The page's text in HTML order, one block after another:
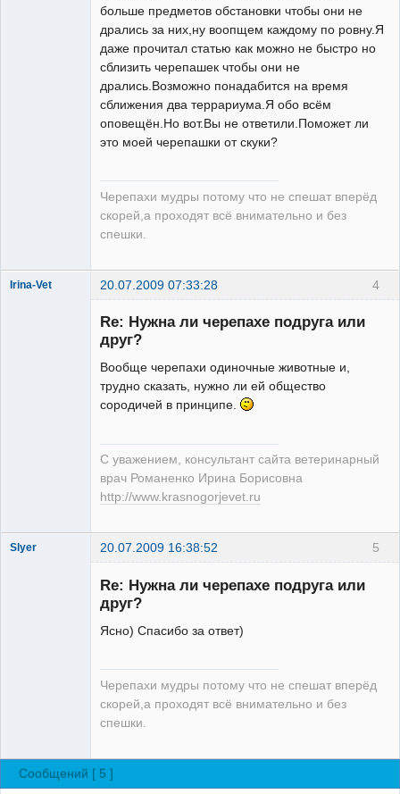
больше предметов обстановки чтобы они не
дрались за них,ну воопщем каждому по ровну.Я
даже прочитал статью как можно не быстро но
сблизить черепашек чтобы они не
дрались.Возможно понадабится на время
сближения два террариума.Я обо всём
оповещён.Но вот.Вы не ответили.Поможет ли
это моей черепашки от скуки?
Черепахи мудры потому что не спешат вперёд
скорей,а проходят всё внимательно и без
спешки.
4
Irina-Vet 20.07.2009 07:33:28
Re: Нужна ли черепахе подруга или
друг?
Вообще черепахи одиночные животные и,
трудно сказать, нужно ли ей общество
сородичей в принципе.
С уважением, консультант сайта ветеринарный
врач Романенко Ирина Борисовна
http://www.krasnogorjevet.ru
5
Slyer 20.07.2009 16:38:52
Зарегистрированный
Re: Нужна ли черепахе подруга или
друг?
Ясно) Спасибо за ответ)
Черепахи мудры потому что не спешат вперёд
скорей,а проходят всё внимательно и без
спешки.
Сообщений [ 5 ]